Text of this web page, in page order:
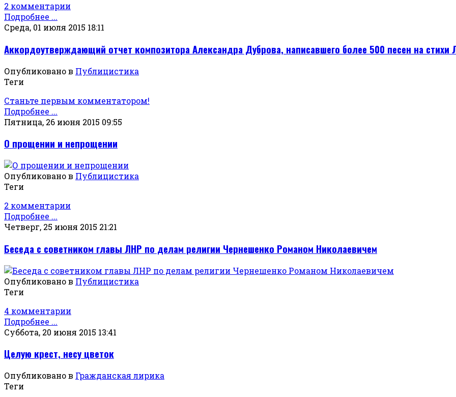
2 комментарии
Подробнее ...
Среда, 01 июля 2015 18:11
Аккордоутверждающий отчет композитора Александра Дуброва, написавшего более 500 песен на стихи
Опубликовано в Публицистика
Теги
Станьте первым комментатором!
Подробнее ...
Пятница, 26 июня 2015 09:55
О прощении и непрощении
Опубликовано в Публицистика
Теги
2 комментарии
Подробнее ...
Четверг, 25 июня 2015 21:21
Беседа с советником главы ЛНР по делам религии Чернешенко Романом Николаевичем
Опубликовано в Публицистика
Теги
4 комментарии
Подробнее ...
Суббота, 20 июня 2015 13:41
Целую крест, несу цветок
Опубликовано в Гражданская лирика
Теги